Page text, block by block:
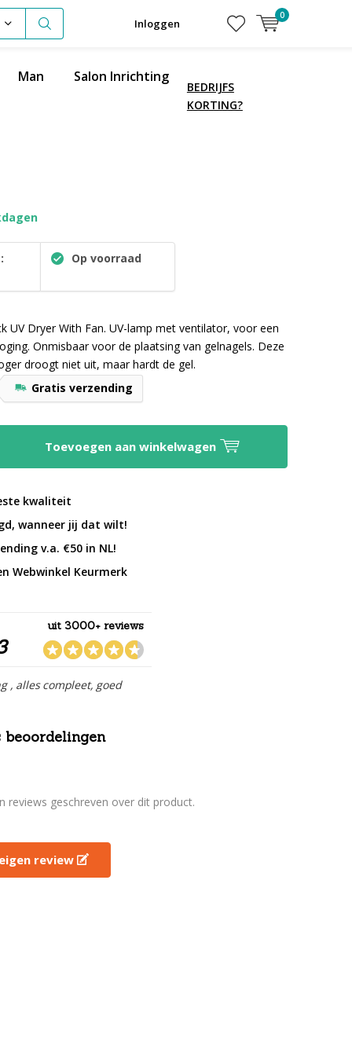
Inloggen
0
Man Salon Inrichting
BEDRIJFS
KORTING?
Op voorraad
UV Dryer With Fan. UV-lamp met ventilator, voor een
Onmisbaar voor de plaatsing van gelnagels. Deze
droogt niet uit, maar hardt de gel.
Gratis verzending
Toevoegen aan winkelwagen
kwaliteit
wanneer jij dat wilt!
v.a. €50 in NL!
Webwinkel Keurmerk
uit 3000+ reviews
, alles compleet, goed
beoordelingen
reviews geschreven over dit product.
review